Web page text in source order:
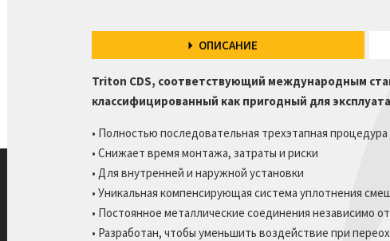
Профили с двойной дугой
ОПИСАНИЕ
Triton CDS, соответствующий международным
классифицированный как пригодный для
• Полностью последовательная трехэтапная
• Снижает время монтажа, затраты и риски
• Для внутренней и наружной установки
• Уникальная компенсирующая система уплотнения
• Постоянное металлические соединения независимо
• Разработан, чтобы уменьшить воздействие при